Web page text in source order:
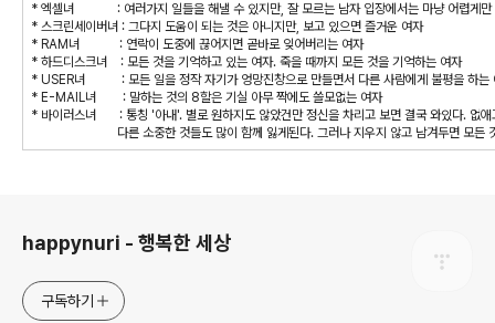
* 엑셀녀 : 여러가지 일들을 해낼 수 있지만, 잘 모르는 남자 입장에서는 마냥 어렵게만
* 스크린세이버녀 : 그다지 도움이 되는 것은 아니지만, 보고 있으면 즐거운 여자
* RAM녀 : 연락이 도중에 끊어지면 곧바로 잊어버리는 여자
* 하드디스크녀 : 모든 것을 기억하고 있는 여자. 죽을 때까지 모든 것을 기억하는 여자
* USER녀 : 모든 일을 정작 자기가 엉망진창으로 만들면서 다른 사람에게 불평을 하는
* E-MAIL녀 : 말하는 것의 8할은 기실 아무 짝에도 쓸모없는 여자
* 바이러스녀 : 통칭 '아내'. 별로 원하지도 않았건만 정신을 차리고 보면 결국 와있다. 없애
다른 소중한 것들도 많이 함께 잃게된다. 그러나 지우지 않고 남겨두면 모든 것
happynuri - 행복한 세상
구독하기